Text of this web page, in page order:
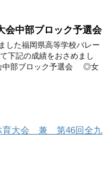
会中部ブロック予選会
した福岡県高等学校バレー
下記の成績をおさめまし
中部ブロック予選会 ◎女
育大会 兼 第46回全九